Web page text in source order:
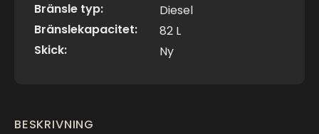
BESKRIVNING
Bränsle typ:
Diesel
Bränslekapacitet:
82 L
Skick:
Ny